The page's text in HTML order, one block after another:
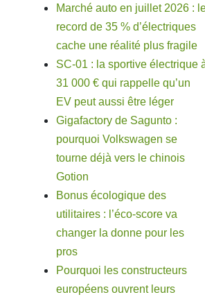
Marché auto en juillet 2026 :
record de 35 % d’électriques
cache une réalité plus fragile
SC-01 : la sportive électrique
31 000 € qui rappelle qu’un
EV peut aussi être léger
Gigafactory de Sagunto :
pourquoi Volkswagen se
tourne déjà vers le chinois
Gotion
Bonus écologique des
utilitaires : l’éco-score va
changer la donne pour les
pros
Pourquoi les constructeurs
européens ouvrent leurs